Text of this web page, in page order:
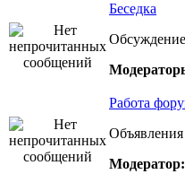
Беседка
Работа
Модератор: